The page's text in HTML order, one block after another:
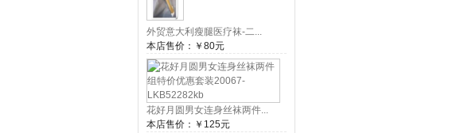
外贸意大利瘦腿医疗袜-二...
本店售价： ￥80元
花好月圆男女连身丝袜两件...
本店售价： ￥125元